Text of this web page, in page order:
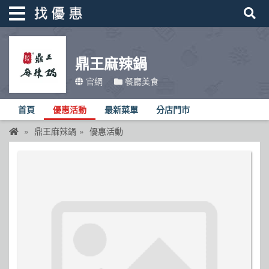
鼎王麻辣鍋
官網 餐廳美食
首頁 優惠活動 最新菜單 分店門市
鼎王麻辣鍋 優惠活動
找優惠
優惠活動
折價卷